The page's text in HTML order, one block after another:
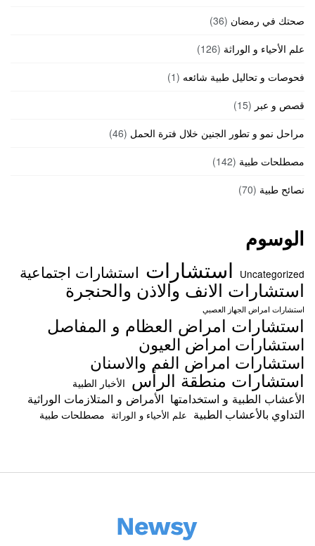
صحتك في رمضان (36)
علم الأحياء و الوراثة (126)
فحوصات و تحاليل طبية شائعه (1)
قصص و عبر (15)
مراحل نمو و تطور الجنين خلال فترة الحمل (46)
مصطلحات طبية (142)
نصائح طبية (70)
الوسوم
Uncategorized استشارات استشارات اجتماعية
استشارات الانف والاذن والحنجرة
استشارات امراض الجهاز العصبي
استشارات امراض العظام و المفاصل
استشارات امراض العيون
استشارات امراض الفم والاسنان
استشارات منطقة الرأس الأخبار الطبية
الأعشاب الطبية و استخدامتها الأمراض و المتلازمات الوراثية
التداوي بالأعشاب الطبية علم الأحياء و الوراثة مصطلحات طبية